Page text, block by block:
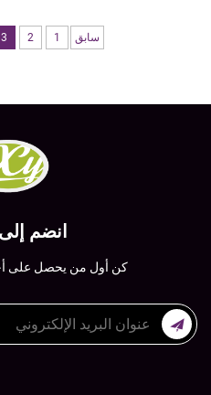
سابق 1
2
3
انضم
كن أول من يحصل على